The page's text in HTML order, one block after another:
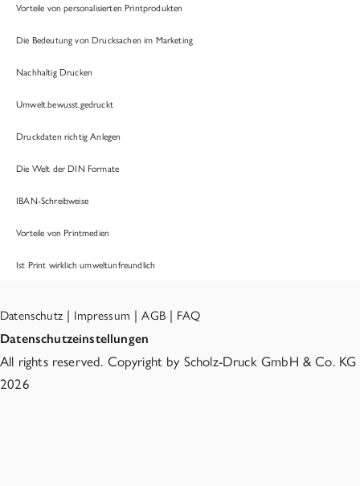
Vorteile von personalisierten Printprodukten
Die Bedeutung von Drucksachen im Marketing
Nachhaltig Drucken
Umwelt.bewusst.gedruckt
Druckdaten richtig Anlegen
Die Welt der DIN Formate
IBAN-Schreibweise
Vorteile von Printmedien
Ist Print wirklich umweltunfreundlich
Datenschutz| Impressum |AGB| FAQ
Datenschutzeinstellungen
All rights reserved. Copyright by Scholz-Druck GmbH & Co. KG
2026